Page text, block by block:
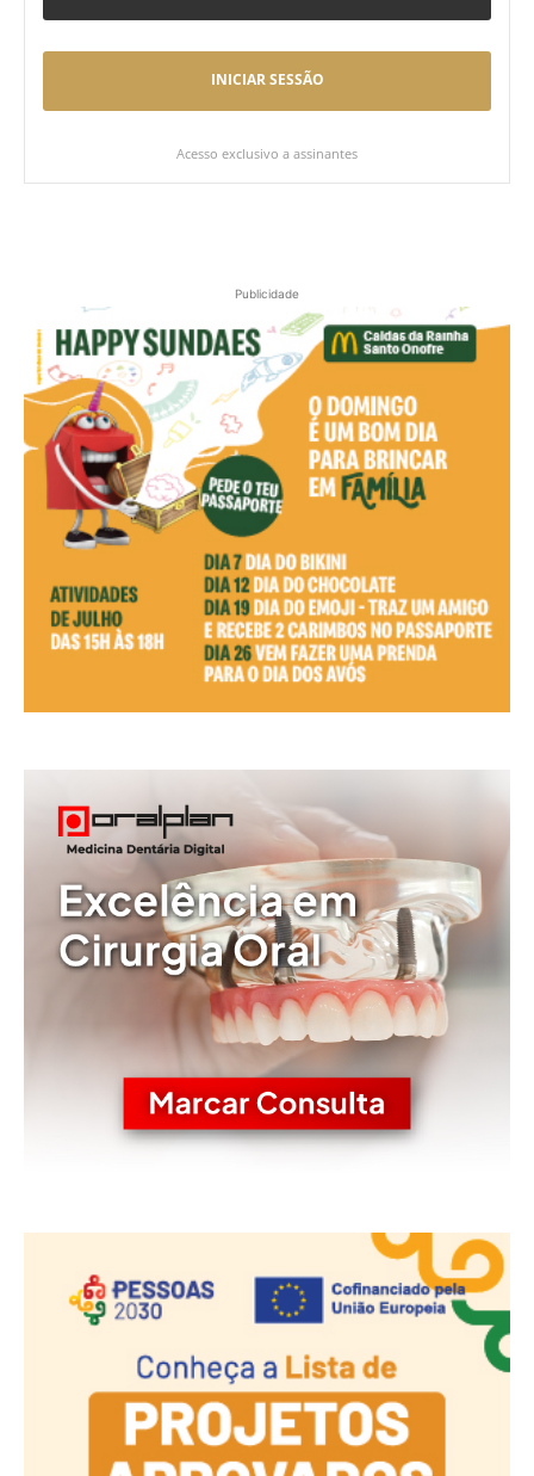
INICIAR SESSÃO
Acesso exclusivo a assinantes
Publicidade